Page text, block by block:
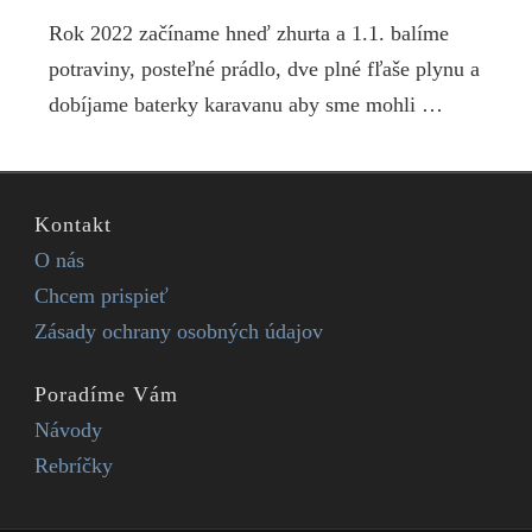
Rok 2022 začíname hneď zhurta a 1.1. balíme
potraviny, posteľné prádlo, dve plné fľaše plynu a
dobíjame baterky karavanu aby sme mohli …
Kontakt
O nás
Chcem prispieť
Zásady ochrany osobných údajov
Poradíme Vám
Návody
Rebríčky